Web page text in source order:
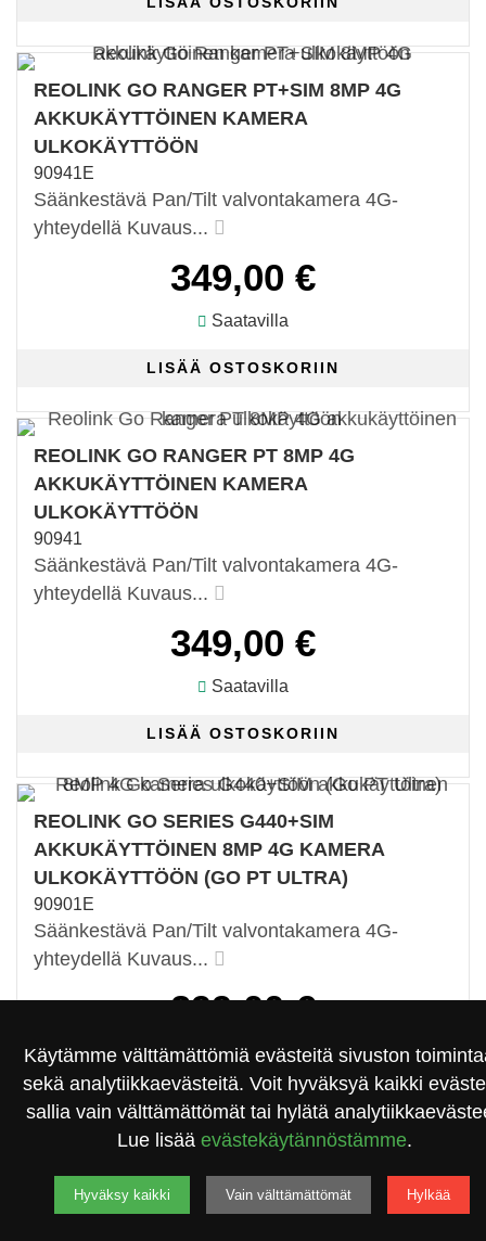
REOLINK GO RANGER PT+SIM 8MP 4G
AKKUKÄYTTÖINEN KAMERA
ULKOKÄYTTÖÖN
90941E
Säänkestävä Pan/Tilt valvontakamera 4G-
yhteydellä Kuvaus...
349,00 €
Saatavilla
REOLINK GO RANGER PT 8MP 4G
AKKUKÄYTTÖINEN KAMERA
ULKOKÄYTTÖÖN
90941
Säänkestävä Pan/Tilt valvontakamera 4G-
yhteydellä Kuvaus...
349,00 €
Saatavilla
REOLINK GO SERIES G440+SIM
AKKUKÄYTTÖINEN 8MP 4G KAMERA
ULKOKÄYTTÖÖN (GO PT ULTRA)
90901E
Säänkestävä Pan/Tilt valvontakamera 4G-
yhteydellä Kuvaus...
299,00 €
Saatavilla
REOLINK GO SERIES G440
AKKUKÄYTTÖINEN 8MP 4G KAMERA
Käytämme välttämättömiä evästeitä sivuston
sekä analytiikkaevästeitä. Voit hyväksyä kaikki evästeet,
sallia vain välttämättömät tai hylätä
Lue lisää evästekäytännöstämme.
Hyväksy kaikki Vain välttämättömät Hylkää